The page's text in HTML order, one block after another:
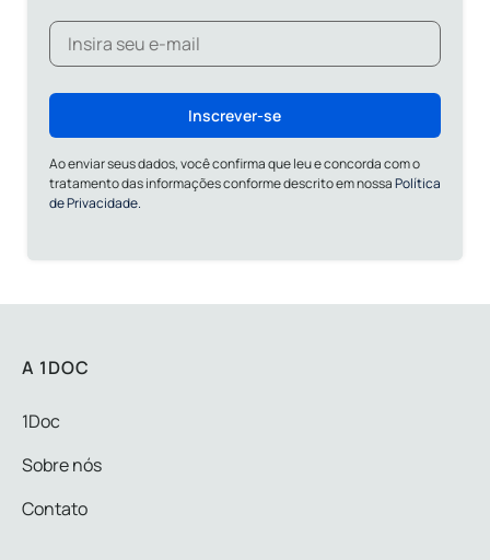
Inscrever-se
Ao enviar seus dados, você confirma que leu e concorda com o
tratamento das informações conforme descrito em nossaPolítica
de Privacidade.
A 1DOC
1Doc
Sobre nós
Contato